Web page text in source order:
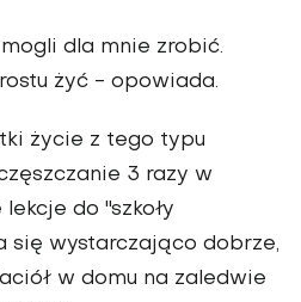
dla mnie zrobić.
żyć - opowiada.
życie z tego typu
3 razy w
do "szkoły
się wystarczająco dobrze,
w domu na zaledwie